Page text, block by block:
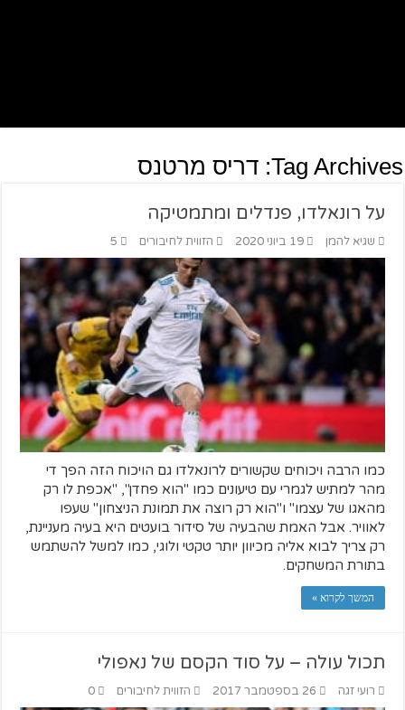
Tag Archives: דריס מרטנס
על רונאלדו, פנדלים ומתמטיקה
שגיא להמן 19 ביוני 2020 הזווית לחיבורים 5
כמו הרבה ויכוחים שקשורים לרונאלדו גם הויכוח הזה הפך די
מהר למתיש לגמרי עם טיעונים כמו "הוא פחדן", "אכפת לו רק
מהאגו של עצמו" ו"הוא רק רוצה את תמונת הניצחון" שעפו
לאוויר. אבל האמת שהבעיה של סידור בועטים היא בעיה מעניינת,
רק צריך לבוא אליה מכיוון יותר טקטי ולוגי, כמו למשל להשתמש
בתורת המשחקים.
המשך לקרוא »
תכול עולה – על סוד הקסם של נאפולי
רועי זגה 26 בספטמבר 2017 הזווית לחיבורים 0